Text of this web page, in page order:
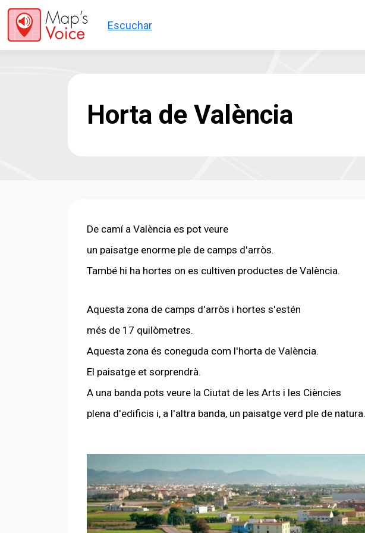
Skip to main content
Escuchar
Horta de València
De camí a València es pot veure
un paisatge enorme ple de camps d'arròs.
També hi ha hortes on es cultiven productes de València.
Aquesta zona de camps d'arròs i hortes s'estén
més de 17 quilòmetres.
Aquesta zona és coneguda com l'horta de València.
El paisatge et sorprendrà.
A una banda pots veure la Ciutat de les Arts i les Ciències
plena d'edificis i, a l'altra banda, un paisatge verd ple de natura.